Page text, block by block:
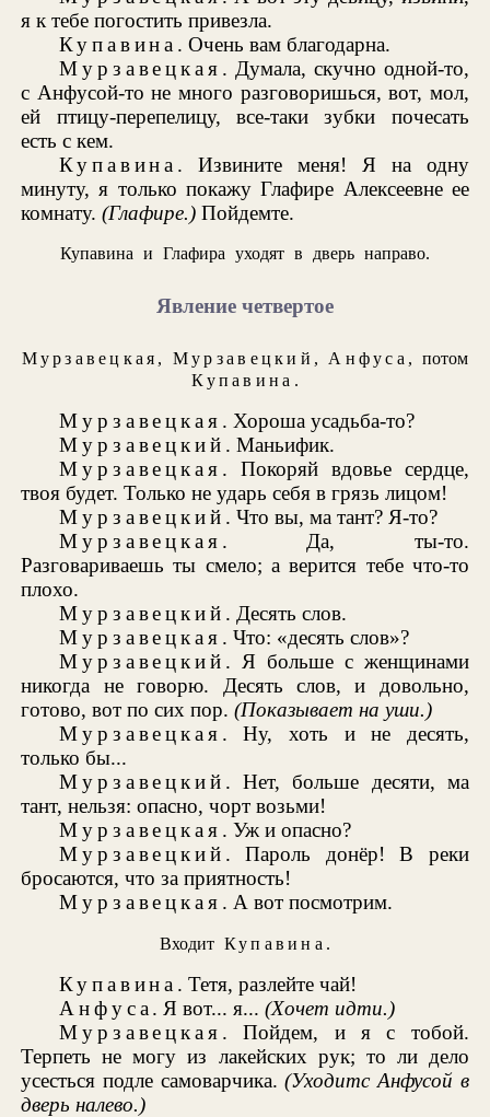
я к тебе погостить привезла.
Купавина . Очень вам благодарна.
Мурзавецкая . Думала, скучно одной-то,
с Анфусой-то не много разговоришься, вот, мол,
ей птицу-перепелицу, все-таки зубки почесать
есть с кем.
Купавина . Извините меня! Я на одну
минуту, я только покажу Глафире Алексеевне ее
комнату.(Глафире.) Пойдемте.
Купавина и Глафира уходят в дверь направо.
Явление четвертое
Мурзавецкая , Мурзавецкий ,Анфуса , потом
Купавина .
Мурзавецкая . Хороша усадьба-то?
Мурзавецкий . Маньифик.
Мурзавецкая . Покоряй вдовье сердце,
твоя будет. Только не ударь себя в грязь лицом!
Мурзавецкий . Что вы, ма тант? Я-то?
Мурзавецкая . Да, ты-то.
Разговариваешь ты смело; а верится тебе что-то
плохо.
Мурзавецкий . Десять слов.
Мурзавецкая . Что: «десять слов»?
Мурзавецкий . Я больше с женщинами
никогда не говорю. Десять слов, и довольно,
готово, вот по сих пор.(Показывает на уши.)
Мурзавецкая . Ну, хоть и не десять,
только бы...
Мурзавецкий . Нет, больше десяти, ма
тант, нельзя: опасно, чорт возьми!
Мурзавецкая . Уж и опасно?
Мурзавецкий . Пароль донёр! В реки
бросаются, что за приятность!
Мурзавецкая . А вот посмотрим.
Входит Купавина .
Купавина . Тетя, разлейте чай!
Анфуса . Я вот... я...(Хочет идти.)
Мурзавецкая . Пойдем, и я с тобой.
Терпеть не могу из лакейских рук; то ли дело
усесться подле самоварчика.(Уходитс Анфусой в
дверь налево.)